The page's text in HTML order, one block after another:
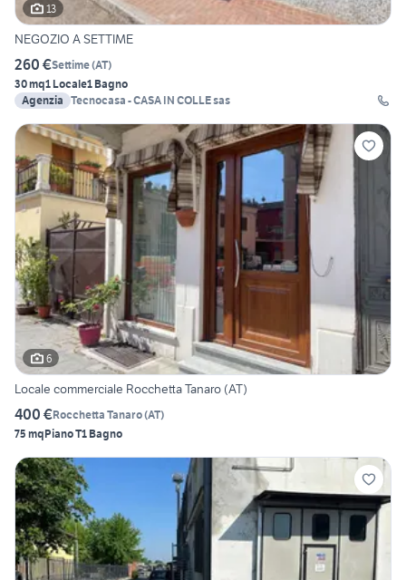
13
NEGOZIO A SETTIME
260 €Settime(AT)
30 mq1 Locale1 Bagno
Agenzia Tecnocasa - CASA IN COLLE sas
6
Locale commerciale Rocchetta Tanaro (AT)
400 €Rocchetta Tanaro(AT)
75 mqPiano T1 Bagno